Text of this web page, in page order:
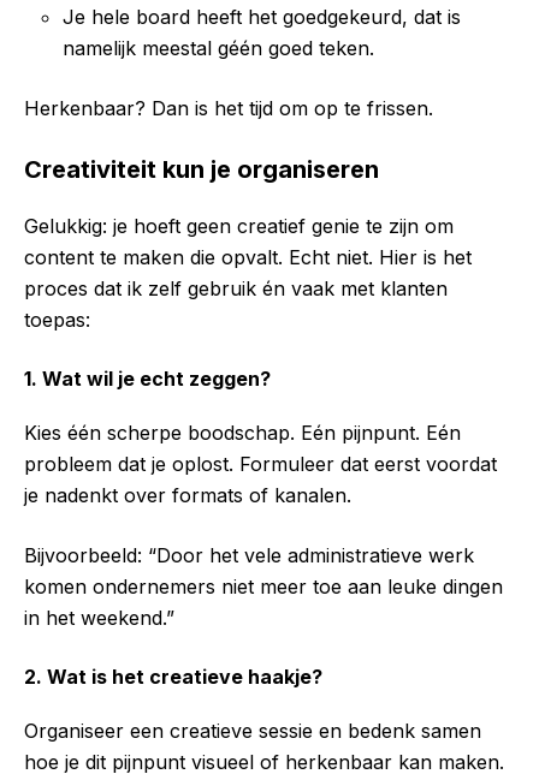
Je hele board heeft het goedgekeurd, dat is
namelijk meestal géén goed teken.
Herkenbaar? Dan is het tijd om op te frissen.
Creativiteit kun je organiseren
Gelukkig: je hoeft geen creatief genie te zijn om
content te maken die opvalt. Echt niet. Hier is het
proces dat ik zelf gebruik én vaak met klanten
toepas:
1. Wat wil je echt zeggen?
Kies één scherpe boodschap. Eén pijnpunt. Eén
probleem dat je oplost. Formuleer dat eerst voordat
je nadenkt over formats of kanalen.
Bijvoorbeeld: “Door het vele administratieve werk
komen ondernemers niet meer toe aan leuke dingen
in het weekend.”
2. Wat is het creatieve haakje?
Organiseer een creatieve sessie en bedenk samen
hoe je dit pijnpunt visueel of herkenbaar kan maken.